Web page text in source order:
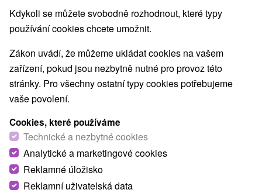
Kdykoli se můžete svobodně rozhodnout, které typy
používání cookies chcete umožnit.
Zákon uvádí, že můžeme ukládat cookies na vašem
zařízení, pokud jsou nezbytně nutné pro provoz této
stránky. Pro všechny ostatní typy cookies potřebujeme
vaše povolení.
Cookies, které používáme
Technické a nezbytné cookies
Analytické a marketingové cookies
Reklamné úložisko
Reklamní uživatelská data